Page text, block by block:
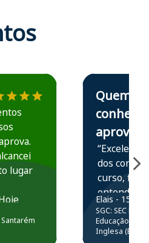
o Aprova Concursos em
lugar
Estudante Elais
Quem
conhece,
aprova
“Excelente
dos
curso,
entender e
prática
resolução
questões.”
Elais - 15/07/
SGC: SEC BA
Educação
Inglesa (Edital